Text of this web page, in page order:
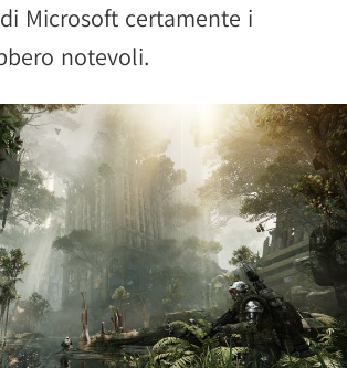
Microsoft certamente i
notevoli.